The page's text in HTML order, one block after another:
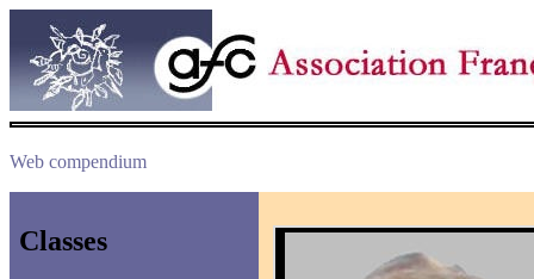
Web compendium
Classes